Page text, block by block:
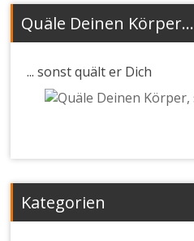
Quäle Deinen Körper…
... sonst quält er Dich
Kategorien